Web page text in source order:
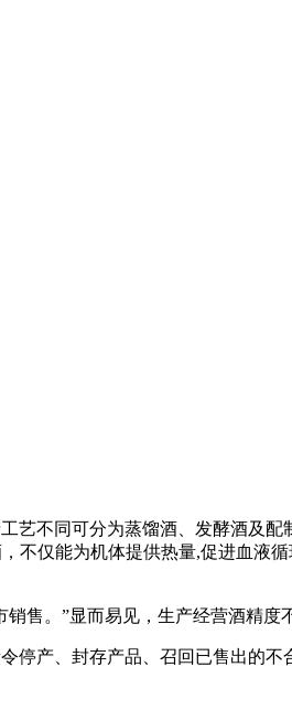
不同可分为蒸馏酒、发酵酒及配
不仅能为机体提供热量,促进血液
售。”显而易见，生产经营酒精度
产、封存产品、召回已售出的